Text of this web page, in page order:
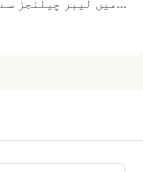
میں لیبر چیلنجز